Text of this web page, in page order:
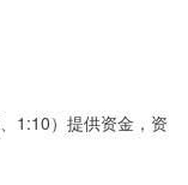
1:10）提供资金，资